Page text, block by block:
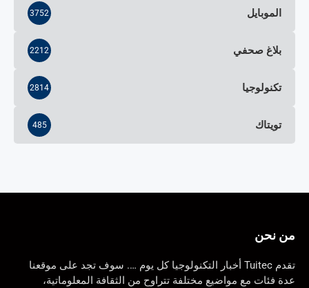
الموبايل 3752
بلاغ صحفي 2212
تكنولوجيا 2814
تويتاك 485
من نحن
تقدم Tuitec أخبار التكنولوجيا كل يوم …. سوف تجد على موقعنا
عدة فئات مع مواضيع مختلفة تتراوح من الثقافة المعلوماتية،